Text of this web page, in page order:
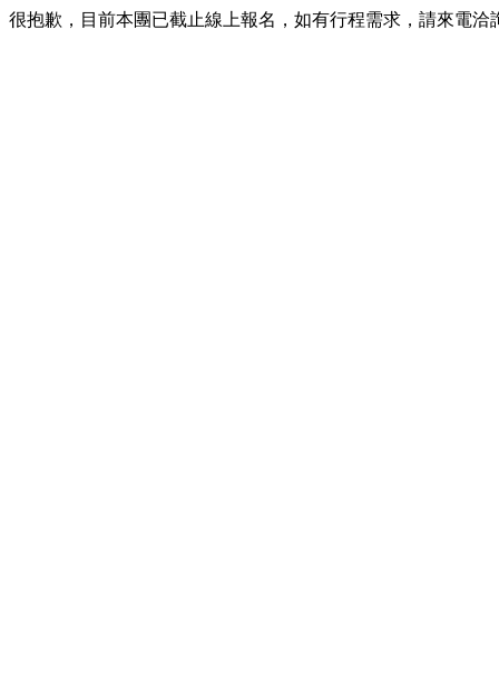
很抱歉，目前本團已截止線上報名，如有行程需求，請來電洽